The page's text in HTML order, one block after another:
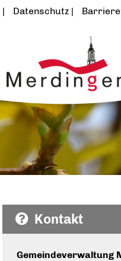
Datenschutz
Kontakt
Gemeindeverwaltung